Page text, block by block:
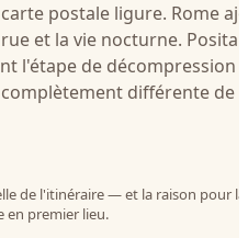
postale ligure. Rome
et la vie nocturne.
l'étape de décompression
différente de
de l'itinéraire — et la raison pour
en premier lieu.